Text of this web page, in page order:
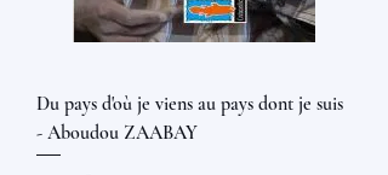
Du pays d'où je viens au pays dont je suis
- Aboudou ZAABAY